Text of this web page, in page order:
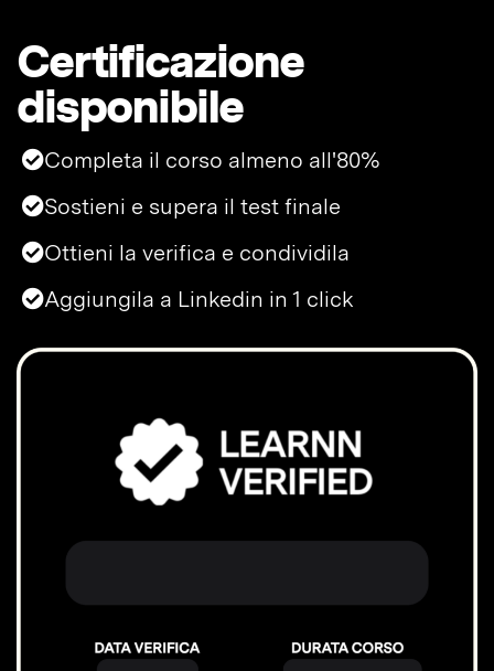
Certificazione
disponibile
Completa il corso almeno all'80%
Sostieni e supera il test finale
Ottieni la verifica e condividila
Aggiungila a Linkedin in 1 click